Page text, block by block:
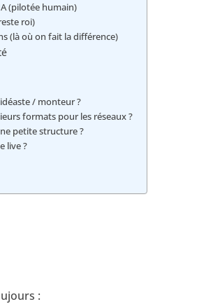
(pilotée humain)
roi)
(là où on fait la différence)
/ monteur ?
formats pour les réseaux ?
petite structure ?
live ?
: